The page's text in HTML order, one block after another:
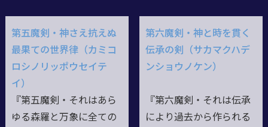
第五魔剣・神さえ抗えぬ
最果ての世界律（カミコ
ロシノリッポウセイテ
イ）
『第五魔剣・それはあら
ゆる森羅と万象に全ての
第六魔剣・神と時を貫く
伝承の剣（サカマクハデ
ンショウノケン）
『第六魔剣・それは伝承
により過去から作られる